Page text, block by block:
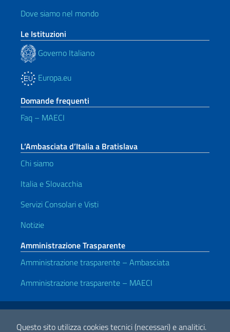
Questo sito utilizza cookies tecnici (necessari) e analitici.
Dove siamo nel mondo
Le Istituzioni
Governo Italiano
Europa.eu
Domande frequenti
Faq – MAECI
L’Ambasciata d’Italia a Bratislava
Chi siamo
Italia e Slovacchia
Servizi Consolari e Visti
Notizie
Amministrazione Trasparente
Amministrazione trasparente – Ambasciata
Amministrazione trasparente – MAECI
Link Utili